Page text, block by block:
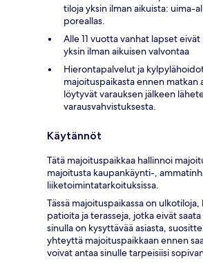
tiloja yksin ilman aikuista: uima-
poreallas.
Alle 11 vuotta vanhat lapset
yksin ilman aikuisen valvontaa
Hierontapalvelut ja
majoituspaikasta ennen
löytyvät varauksen jälkeen
varausvahvistuksesta.
Käytännöt
Tätä majoituspaikkaa hallinnoi
majoitusta kaupankäynti-,
liiketoimintatarkoituksissa.
Tässä majoituspaikassa on
patioita ja terasseja, jotka eivät
sinulla on kysyttävää asiasta,
yhteyttä majoituspaikkaan ennen
voivat antaa sinulle tarpeisiisi